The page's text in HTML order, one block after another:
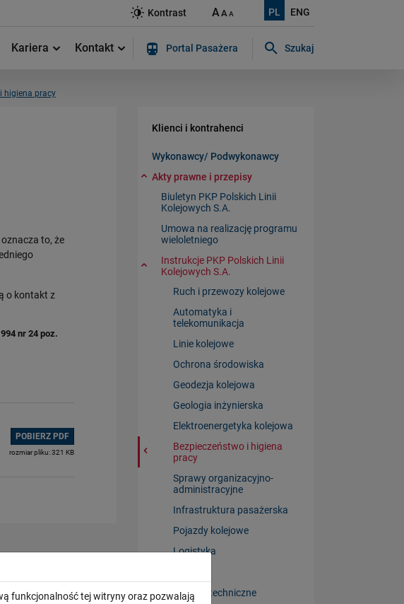
PL ENG
Kontrast AAA
Kariera Kontakt Portal Pasażera Szukaj
higiena pracy
to, że
o kontakt z
nr 24 poz.
POBIERZ PDF
rozmiar pliku: 321 KB
Klienci i kontrahenci
Wykonawcy/ Podwykonawcy
Akty prawne i przepisy
Biuletyn PKP Polskich Linii
Kolejowych S.A.
Umowa na realizację programu
wieloletniego
Instrukcje PKP Polskich Linii
Kolejowych S.A.
Ruch i przewozy kolejowe
Automatyka i
telekomunikacja
Linie kolejowe
Ochrona środowiska
Geodezja kolejowa
Geologia inżynierska
Elektroenergetyka kolejowa
Bezpieczeństwo i higiena
pracy
Sprawy organizacyjno-
administracyjne
Infrastruktura pasażerska
Pojazdy kolejowe
Logistyka
Standardy techniczne
funkcjonalność tej witryny oraz pozwalają